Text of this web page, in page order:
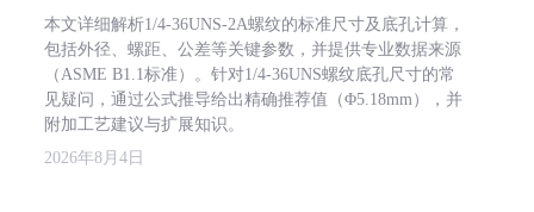
本文详细解析1/4-36UNS-2A螺纹的标准尺寸及底孔计算，
包括外径、螺距、公差等关键参数，并提供专业数据来源
（ASME B1.1标准）。针对1/4-36UNS螺纹底孔尺寸的常
见疑问，通过公式推导给出精确推荐值（Φ5.18mm），并
附加工艺建议与扩展知识。
2026年8月4日